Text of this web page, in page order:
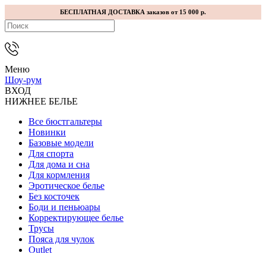
БЕСПЛАТНАЯ ДОСТАВКА заказов от 15 000 р.
Меню
Шоу-рум
ВХОД
НИЖНЕЕ БЕЛЬЕ
Все бюстгальтеры
Новинки
Базовые модели
Для спорта
Для дома и сна
Для кормления
Эротическое белье
Без косточек
Боди и пеньюары
Корректирующее белье
Трусы
Пояса для чулок
Outlet